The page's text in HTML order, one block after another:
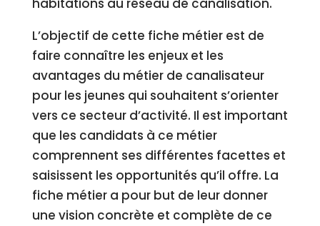
habitations au réseau de canalisation.
L’objectif de cette fiche métier est de
faire connaître les enjeux et les
avantages du métier de canalisateur
pour les jeunes qui souhaitent s’orienter
vers ce secteur d’activité. Il est important
que les candidats à ce métier
comprennent ses différentes facettes et
saisissent les opportunités qu’il offre. La
fiche métier a pour but de leur donner
une vision concrète et complète de ce